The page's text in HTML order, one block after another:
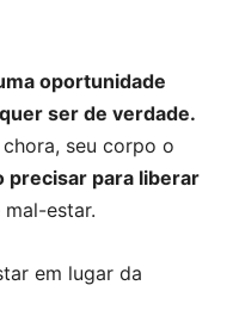
oportunidade
ser de verdade.
seu corpo o
precisar para liberar
estar.
em lugar da